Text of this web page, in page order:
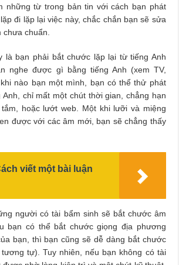
những từ trong bản tin với cách bạn phát
đi lặp lại việc này, chắc chắn bạn sẽ sửa
chuẩn.
là bạn phải bắt chước lặp lại từ tiếng Anh
nghe được gì bằng tiếng Anh (xem TV,
nào bạn một mình, bạn có thể thử phát
chỉ mất một chút thời gian, chẳng hạn
hoặc lướt web. Một khi lưỡi và miệng
được với các âm mới, bạn sẽ chẳng thấy
viết một bài luận
người có tài bẩm sinh sẽ bắt chước âm
bạn có thể bắt chước giọng địa phương
bạn, thì bạn cũng sẽ dễ dàng bắt chước
tự). Tuy nhiên, nếu bạn không có tài